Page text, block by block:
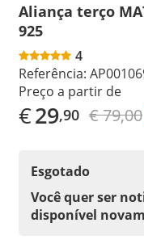
Aliança terço
925
4
Referência:
Preço a partir de
€29,90 € 79,00
Esgotado
Você quer ser
disponível